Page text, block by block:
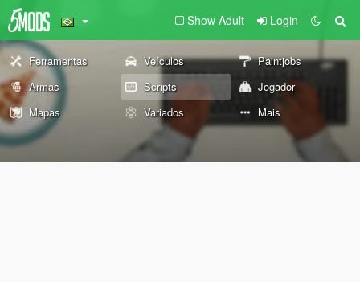
Show Adult Login
Ferramentas Veículos
Paintjobs
Armas
Scripts
Jogador
Mapas
Variados Mais